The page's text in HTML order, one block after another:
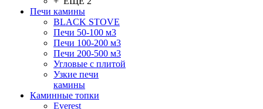
Печи камины
BLACK STOVE
Печи 50-100 м3
Печи 100-200 м3
Печи 200-500 м3
Угловые с плитой
Узкие печи
камины
Каминные топки
Everest